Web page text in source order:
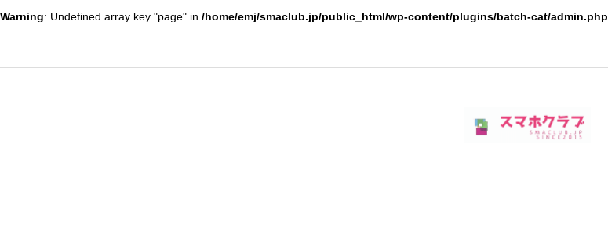
Warning: Undefined array key "page" in /home/emj/smaclub.jp/public_html/wp-content/plugins/batch-cat/admin.php